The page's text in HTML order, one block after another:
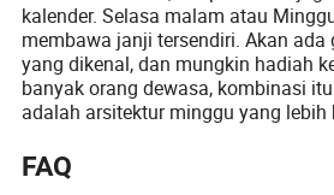
kalender. Selasa malam atau
membawa janji tersendiri. Akan ada
yang dikenal, dan mungkin hadiah
banyak orang dewasa, kombinasi
adalah arsitektur minggu yang lebih
FAQ